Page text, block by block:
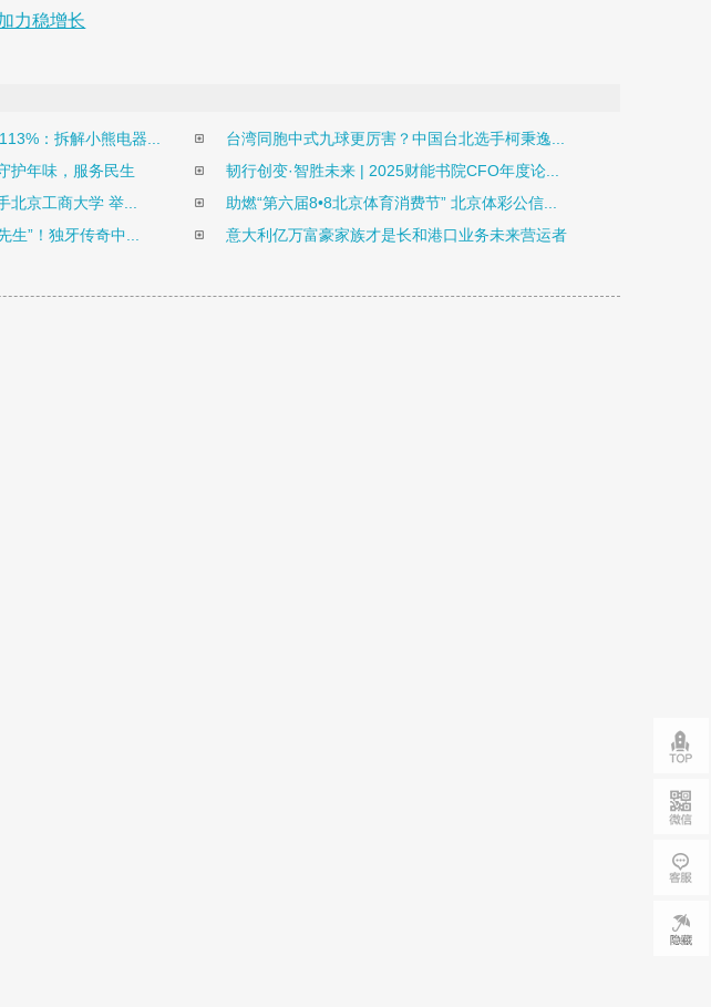
力稳增长
：拆解小熊电器...
台湾同胞中式九球更厉害？中国台北选手柯秉逸...
护年味，服务民生
韧行创变·智胜未来 | 2025财能书院CFO年度论...
北京工商大学 举...
助燃“第六届8•8北京体育消费节” 北京体彩公信...
生”！独牙传奇中...
意大利亿万富豪家族才是长和港口业务未来营运者